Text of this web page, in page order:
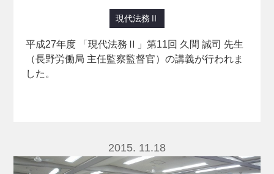
現代法務Ⅱ
平成27年度 「現代法務Ⅱ」第11回 久間 誠司 先生
（長野労働局 主任監察監督官）の講義が行われま
した。
2015. 11.18